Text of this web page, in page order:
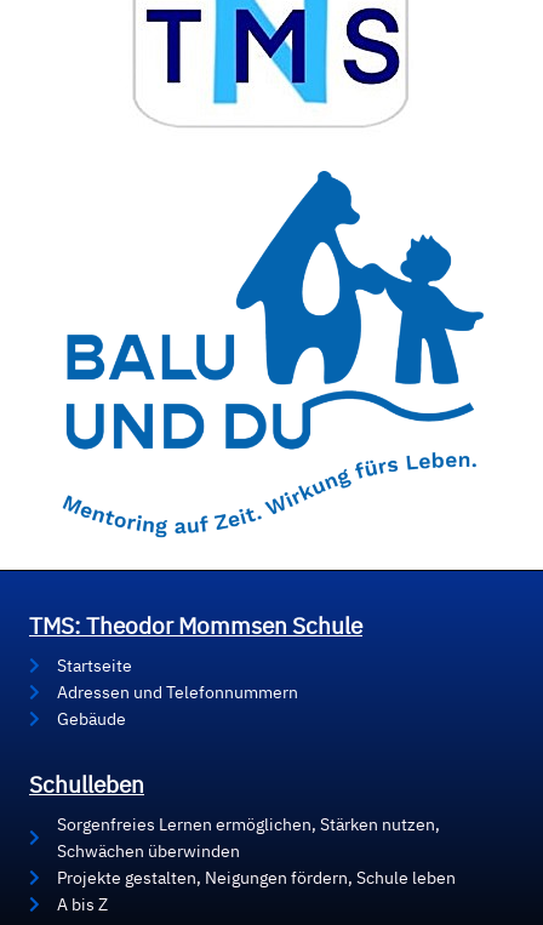
TMS: Theodor Mommsen Schule
Startseite
Adressen und Telefonnummern
Gebäude
Schulleben
Sorgenfreies Lernen ermöglichen, Stärken nutzen,
Schwächen überwinden
Projekte gestalten, Neigungen fördern, Schule leben
A bis Z